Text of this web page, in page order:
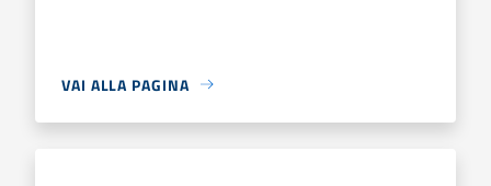
VAI ALLA PAGINA